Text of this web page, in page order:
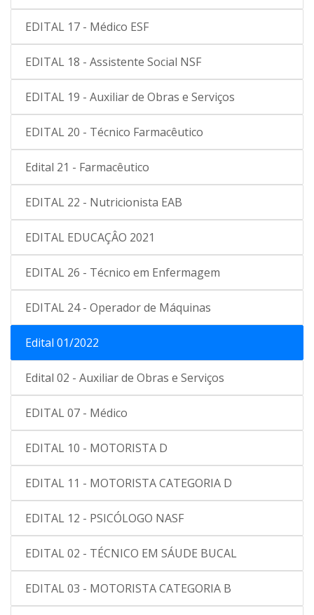
EDITAL 17 - Médico ESF
EDITAL 18 - Assistente Social NSF
EDITAL 19 - Auxiliar de Obras e Serviços
EDITAL 20 - Técnico Farmacêutico
Edital 21 - Farmacêutico
EDITAL 22 - Nutricionista EAB
EDITAL EDUCAÇÂO 2021
EDITAL 26 - Técnico em Enfermagem
EDITAL 24 - Operador de Máquinas
Edital 01/2022
Edital 02 - Auxiliar de Obras e Serviços
EDITAL 07 - Médico
EDITAL 10 - MOTORISTA D
EDITAL 11 - MOTORISTA CATEGORIA D
EDITAL 12 - PSICÓLOGO NASF
EDITAL 02 - TÉCNICO EM SÁUDE BUCAL
EDITAL 03 - MOTORISTA CATEGORIA B